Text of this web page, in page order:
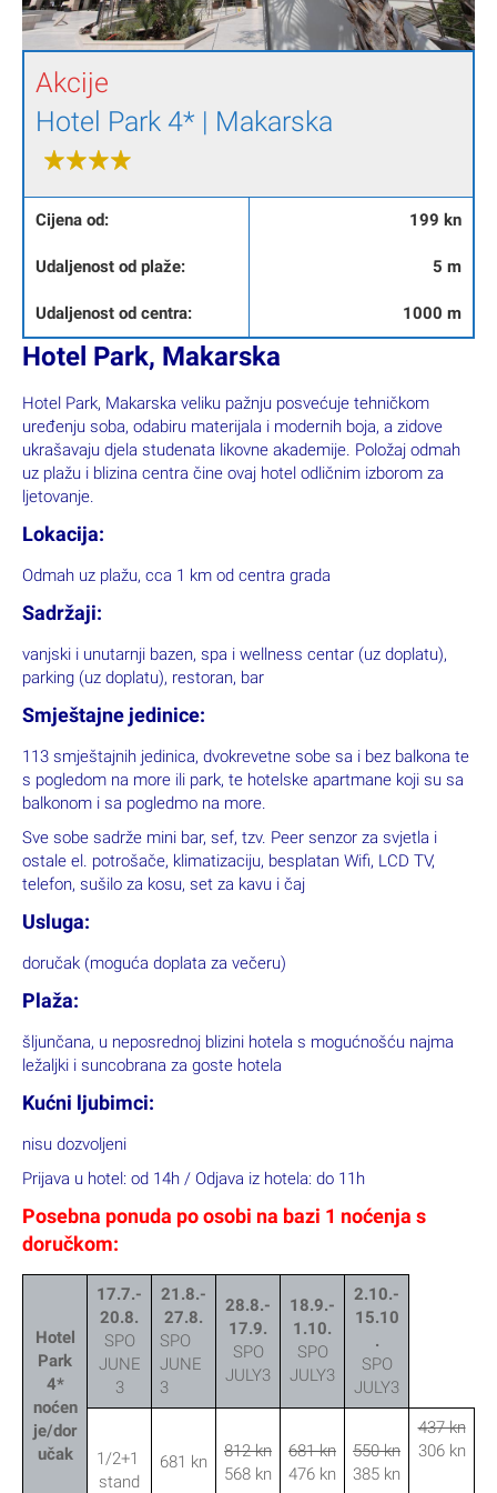
Akcije
Hotel Park 4* | Makarska
Cijena od:
Udaljenost od plaže:
Udaljenost od centra:
199 kn
5 m
1000 m
Hotel Park, Makarska
Hotel Park, Makarska veliku pažnju posvećuje tehničkom
uređenju soba, odabiru materijala i modernih boja, a zidove
ukrašavaju djela studenata likovne akademije. Položaj odmah
uz plažu i blizina centra čine ovaj hotel odličnim izborom za
ljetovanje.
Lokacija:
Odmah uz plažu, cca 1 km od centra grada
Sadržaji:
vanjski i unutarnji bazen, spa i wellness centar (uz doplatu),
parking (uz doplatu), restoran, bar
Smještajne jedinice:
113 smještajnih jedinica, dvokrevetne sobe sa i bez balkona te
s pogledom na more ili park, te hotelske apartmane koji su sa
balkonom i sa pogledmo na more.
Sve sobe sadrže mini bar, sef, tzv. Peer senzor za svjetla i
ostale el. potrošače, klimatizaciju, besplatan Wifi, LCD TV,
telefon, sušilo za kosu, set za kavu i čaj
Usluga:
doručak (moguća doplata za večeru)
Plaža:
šljunčana, u neposrednoj blizini hotela s mogućnošću najma
ležaljki i suncobrana za goste hotela
Kućni ljubimci:
nisu dozvoljeni
Prijava u hotel: od 14h / Odjava iz hotela: do 11h
Posebna ponuda po osobi na bazi 1 noćenja s
doručkom:
Hotel
Park
4*
noćen
je/dor
učak
17.7.-
20.8.
SPO
JUNE
3
21.8.-
27.8.
SPO
JUNE
3
28.8.-
17.9.
SPO
JULY3
18.9.-
1.10.
SPO
JULY3
2.10.-
15.10
.
SPO
JULY3
1/2+1
stand
681 kn
812 kn
568 kn
681 kn
476 kn
550 kn
385 kn
437 kn
306 kn